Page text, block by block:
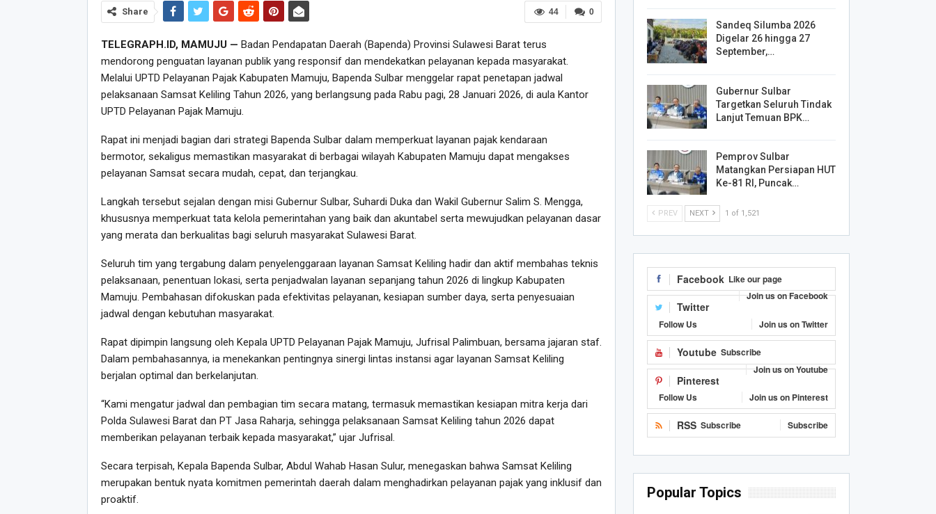
0
44
Share
TELEGRAPH.ID, MAMUJU — Badan Pendapatan Daerah (Bapenda) Provinsi Sulawesi Barat terus
mendorong penguatan layanan publik yang responsif dan mendekatkan pelayanan kepada masyarakat.
Melalui UPTD Pelayanan Pajak Kabupaten Mamuju, Bapenda Sulbar menggelar rapat penetapan jadwal
pelaksanaan Samsat Keliling Tahun 2026, yang berlangsung pada Rabu pagi, 28 Januari 2026, di aula Kantor
UPTD Pelayanan Pajak Mamuju.
Rapat ini menjadi bagian dari strategi Bapenda Sulbar dalam memperkuat layanan pajak kendaraan
bermotor, sekaligus memastikan masyarakat di berbagai wilayah Kabupaten Mamuju dapat mengakses
pelayanan Samsat secara mudah, cepat, dan terjangkau.
Langkah tersebut sejalan dengan misi Gubernur Sulbar, Suhardi Duka dan Wakil Gubernur Salim S. Mengga,
khususnya memperkuat tata kelola pemerintahan yang baik dan akuntabel serta mewujudkan pelayanan dasar
yang merata dan berkualitas bagi seluruh masyarakat Sulawesi Barat.
Seluruh tim yang tergabung dalam penyelenggaraan layanan Samsat Keliling hadir dan aktif membahas teknis
pelaksanaan, penentuan lokasi, serta penjadwalan layanan sepanjang tahun 2026 di lingkup Kabupaten
Mamuju. Pembahasan difokuskan pada efektivitas pelayanan, kesiapan sumber daya, serta penyesuaian
jadwal dengan kebutuhan masyarakat.
Rapat dipimpin langsung oleh Kepala UPTD Pelayanan Pajak Mamuju, Jufrisal Palimbuan, bersama jajaran staf.
Dalam pembahasannya, ia menekankan pentingnya sinergi lintas instansi agar layanan Samsat Keliling
berjalan optimal dan berkelanjutan.
“Kami mengatur jadwal dan pembagian tim secara matang, termasuk memastikan kesiapan mitra kerja dari
Polda Sulawesi Barat dan PT Jasa Raharja, sehingga pelaksanaan Samsat Keliling tahun 2026 dapat
memberikan pelayanan terbaik kepada masyarakat,” ujar Jufrisal.
Secara terpisah, Kepala Bapenda Sulbar, Abdul Wahab Hasan Sulur, menegaskan bahwa Samsat Keliling
merupakan bentuk nyata komitmen pemerintah daerah dalam menghadirkan pelayanan pajak yang inklusif dan
proaktif.
Sandeq Silumba 2026
Digelar 26 hingga 27
September,…
Gubernur Sulbar
Targetkan Seluruh Tindak
Lanjut Temuan BPK…
Pemprov Sulbar
Matangkan Persiapan HUT
Ke-81 RI, Puncak…
PREV NEXT 1 of 1,521
Facebook Like our page
Join us on Facebook
Twitter
Follow Us Join us on Twitter
Youtube Subscribe
Join us on Youtube
Pinterest
Follow Us Join us on Pinterest
RSS Subscribe Subscribe
Popular Topics